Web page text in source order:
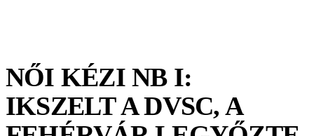
NŐI KÉZI NB I:
IKSZELT A DVSC, A